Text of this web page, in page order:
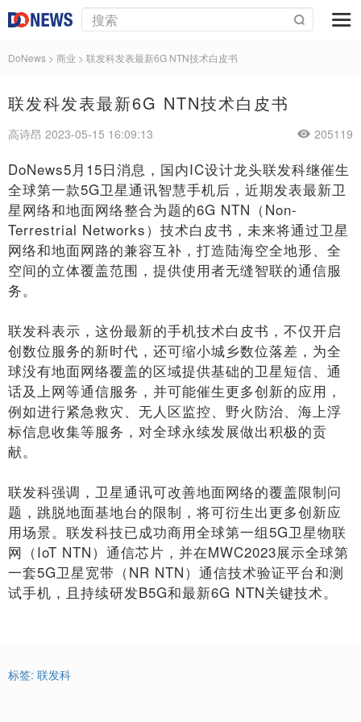
DoNews > 商业 > 联发科发表最新6G NTN技术白皮书
联发科发表最新6G NTN技术白皮书
高诗昂 2023-05-15 16:09:13 205119
DoNews5月15日消息，国内IC设计龙头联发科继催生
全球第一款5G卫星通讯智慧手机后，近期发表最新卫
星网络和地面网络整合为题的6G NTN（Non-
Terrestrial Networks）技术白皮书，未来将通过卫星
网络和地面网路的兼容互补，打造陆海空全地形、全
空间的立体覆盖范围，提供使用者无缝智联的通信服
务。
联发科表示，这份最新的手机技术白皮书，不仅开启
创数位服务的新时代，还可缩小城乡数位落差，为全
球没有地面网络覆盖的区域提供基础的卫星短信、通
话及上网等通信服务，并可能催生更多创新的应用，
例如进行紧急救灾、无人区监控、野火防治、海上浮
标信息收集等服务，对全球永续发展做出积极的贡
献。
联发科强调，卫星通讯可改善地面网络的覆盖限制问
题，跳脱地面基地台的限制，将可衍生出更多创新应
用场景。联发科技已成功商用全球第一组5G卫星物联
网（IoT NTN）通信芯片，并在MWC2023展示全球第
一套5G卫星宽带（NR NTN）通信技术验证平台和测
试手机，且持续研发B5G和最新6G NTN关键技术。
标签: 联发科